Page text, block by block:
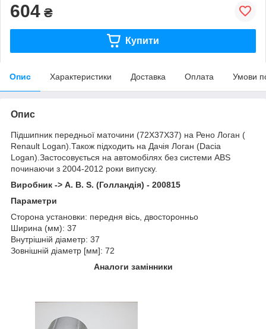
604 ₴
Купити
Опис Характеристики Доставка Оплата Умови
Опис
Підшипник передньої маточини (72X37X37) на Рено Логан (
Renault Logan).Також підходить на Дачія Логан (Dacia
Logan).Застосовується на автомобілях без системи ABS
починаючи з 2004-2012 роки випуску.
Виробник -> A. B. S. (Голландія) - 200815
Параметри
Сторона установки: передня вісь, двосторонньо
Ширина (мм): 37
Внутрішній діаметр: 37
Зовнішній діаметр [мм]: 72
Аналоги замінники